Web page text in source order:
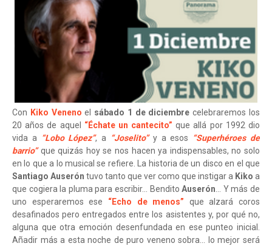
Con Kiko Veneno el sábado 1 de diciembre celebraremos los
20 años de aquel “Échate un cantecito” que allá por 1992 dio
vida a “Lobo López”, a “Joselito”y a esos
“Superhéroes de
barrio”que quizás hoy se nos hacen ya indispensables, no solo
en lo que a lo musical se refiere. La historia de un disco en el que
Santiago Auserón tuvo tanto que ver como que instigar a Kiko a
que cogiera la pluma para escribir... BenditoAuserón... Y más de
uno esperaremos ese “Echo de menos” que alzará coros
desafinados pero entregados entre los asistentes y, por qué no,
alguna que otra emoción desenfundada en ese punteo inicial.
Añadir más a esta noche de puro veneno sobra... lo mejor será